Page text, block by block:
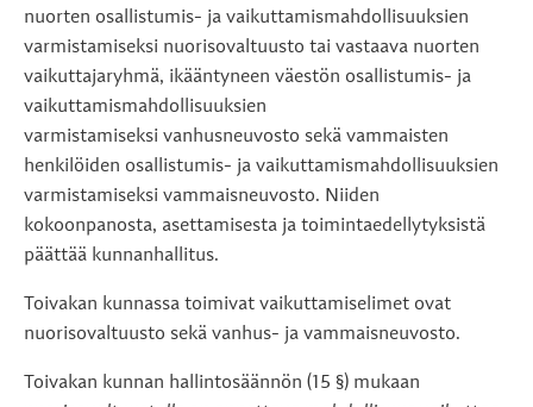
nuorten osallistumis- ja vaikuttamismahdollisuuksien
varmistamiseksi nuorisovaltuusto tai vastaava nuorten
vaikuttajaryhmä, ikääntyneen väestön osallistumis- ja
vaikuttamismahdollisuuksien
varmistamiseksi vanhusneuvosto sekä vammaisten
henkilöiden osallistumis- ja vaikuttamismahdollisuuksien
varmistamiseksi vammaisneuvosto. Niiden
kokoonpanosta, asettamisesta ja toimintaedellytyksistä
päättää kunnanhallitus.
Toivakan kunnassa toimivat vaikuttamiselimet ovat
nuorisovaltuusto sekä vanhus- ja vammaisneuvosto.
Toivakan kunnan hallintosäännön (15 §) mukaan